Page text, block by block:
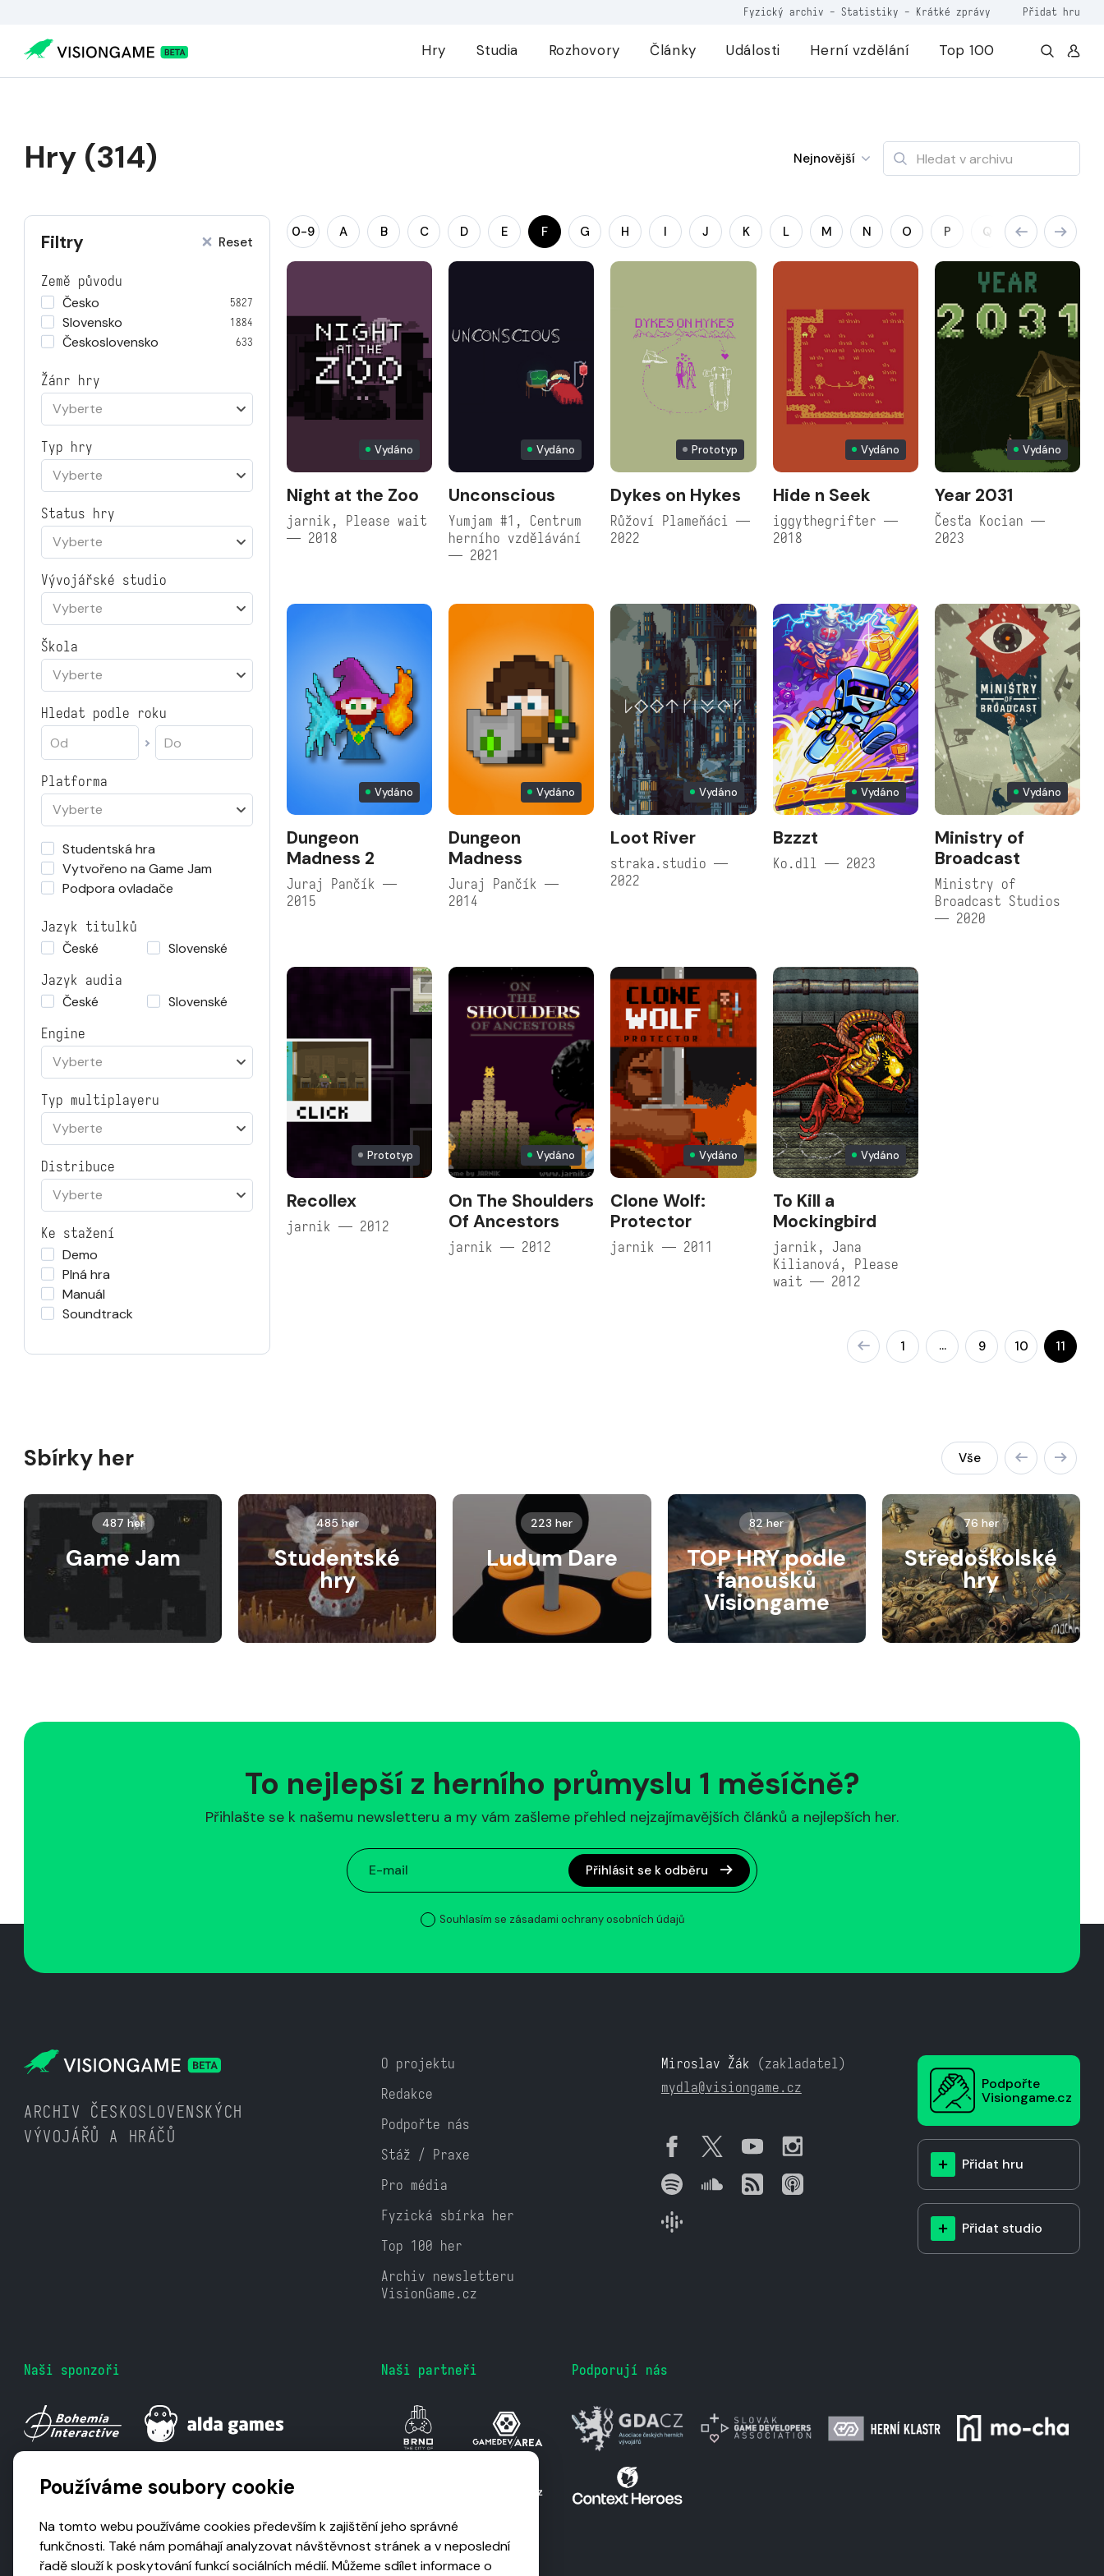
Fyzický archiv - Statistiky - Krátké zprávy Přidat hru
Hry Studia Rozhovory Články Události Herní vzdělání Top 100
Hry (314) Nejnovější
Filtry Reset
Země původu
Česko
5827
Slovensko 1884
Československo 633
Žánr hry
Vyberte
Typ hry
Vyberte
Status hry
Vyberte
Vývojářské studio
Vyberte
Škola
Vyberte
Hledat podle roku
Platforma
Vyberte
Studentská hra
Vytvořeno na Game Jam
Podpora ovladače
Jazyk titulků
České
Slovenské
Jazyk audia
České
Slovenské
Engine
Vyberte
Typ multiplayeru
Vyberte
Distribuce
Vyberte
Ke stažení
Demo
Plná hra
Manuál
Soundtrack
0-9 A B C D E F G H I J K L M N O P Q R S
Vydáno
Night at the Zoo
jarnik, Please wait
— 2018
Vydáno
Unconscious
Yumjam #1, Centrum
herního vzdělávání
— 2021
Prototyp
Dykes on Hykes
Růžoví Plameňáci —
2022
Vydáno
Hide n Seek
iggythegrifter —
2018
Vydáno
Year 2031
Česťa Kocian —
2023
Vydáno
Dungeon
Madness 2
Juraj Pančík —
2015
Vydáno
Dungeon
Madness
Juraj Pančík —
2014
Vydáno
Loot River
straka.studio —
2022
Vydáno
Bzzzt
Ko.dll — 2023
Vydáno
Ministry of
Broadcast
Ministry of
Broadcast Studios
— 2020
Prototyp
Recollex
jarnik — 2012
Vydáno
On The Shoulders
Of Ancestors
jarnik — 2012
Vydáno
Clone Wolf:
Protector
jarnik — 2011
Vydáno
To Kill a
Mockingbird
jarnik, Jana
Kilianová, Please
wait — 2012
1 … 9 10 11
Sbírky her Vše
487 her
Game Jam
485 her
Studentské
hry
223 her
Ludum Dare
82 her
TOP HRY podle
fanoušků
Visiongame
76 her
Středoškolské
hry
To nejlepší z herního průmyslu 1 měsíčně?
Přihlašte se k našemu newsletteru a my vám zašleme přehled nejzajímavějších článků a nejlepších her.
Přihlásit se k odběru
Souhlasím se zásadami ochrany osobních údajů
ARCHIV ČESKOSLOVENSKÝCH
VÝVOJÁŘŮ A HRÁČŮ
O projektu
Redakce
Podpořte nás
Stáž / Praxe
Pro média
Fyzická sbírka her
Top 100 her
Archiv newsletteru
VisionGame.cz
Miroslav Žák (zakladatel)
mydla@visiongame.cz
Podpořte
Visiongame.cz
Přidat hru
Přidat studio
Naši sponzoři Naši partneři Podporují nás
Používáme soubory cookie
Na tomto webu používáme cookies především k zajištění jeho správné
funkčnosti. Také nám pomáhají analyzovat návštěvnost stránek a v neposlední
řadě slouží k poskytování funkcí sociálních médií. Můžeme sdílet informace o